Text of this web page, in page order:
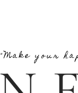
"Make your